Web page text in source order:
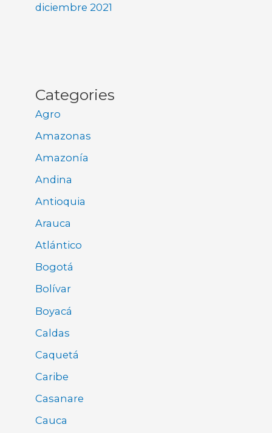
diciembre 2021
Categories
Agro
Amazonas
Amazonía
Andina
Antioquia
Arauca
Atlántico
Bogotá
Bolívar
Boyacá
Caldas
Caquetá
Caribe
Casanare
Cauca